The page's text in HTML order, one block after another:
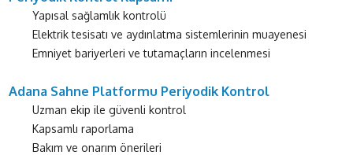
Yapısal sağlamlık kontrolü
Elektrik tesisatı ve aydınlatma sistemlerinin muayenesi
Emniyet bariyerleri ve tutamaçların incelenmesi
Adana Sahne Platformu Periyodik Kontrol
Uzman ekip ile güvenli kontrol
Kapsamlı raporlama
Bakım ve onarım önerileri